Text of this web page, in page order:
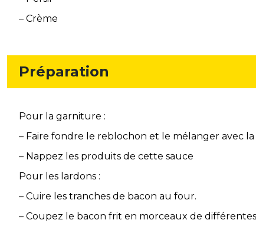
– Crème
Préparation
Pour la garniture :
– Faire fondre le reblochon et le mélanger avec
– Nappez les produits de cette sauce
Pour les lardons :
– Cuire les tranches de bacon au four.
– Coupez le bacon frit en morceaux de